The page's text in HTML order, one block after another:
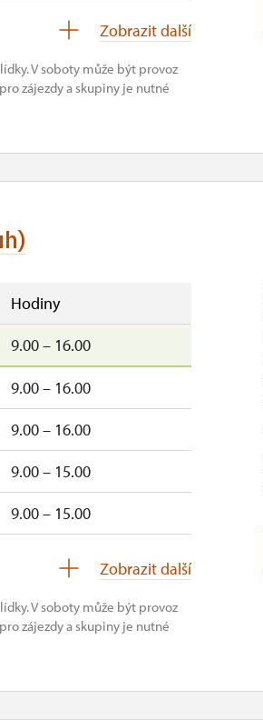
uzavřen
Zobrazit další
V soboty může být provoz
zájezdy a skupiny je nutné
Hodiny
9.00 – 16.00
9.00 – 16.00
9.00 – 16.00
9.00 – 15.00
9.00 – 15.00
uzavřen
Zobrazit další
V soboty může být provoz
zájezdy a skupiny je nutné